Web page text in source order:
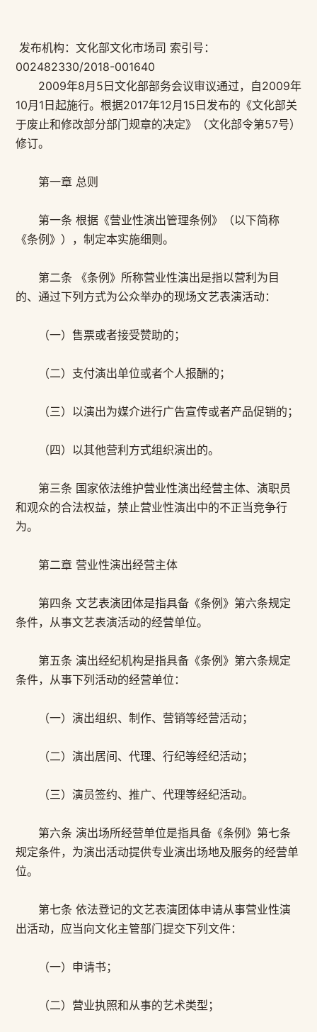
发布机构：文化部文化市场司 索引号：
002482330/2018-001640
2009年8月5日文化部部务会议审议通过，自2009年
10月1日起施行。根据2017年12月15日发布的《文化部关
于废止和修改部分部门规章的决定》（文化部令第57号）
修订。
第一章 总则
第一条 根据《营业性演出管理条例》（以下简称
《条例》），制定本实施细则。
第二条 《条例》所称营业性演出是指以营利为目
的、通过下列方式为公众举办的现场文艺表演活动：
（一）售票或者接受赞助的；
（二）支付演出单位或者个人报酬的；
（三）以演出为媒介进行广告宣传或者产品促销的；
（四）以其他营利方式组织演出的。
第三条 国家依法维护营业性演出经营主体、演职员
和观众的合法权益，禁止营业性演出中的不正当竞争行
为。
第二章 营业性演出经营主体
第四条 文艺表演团体是指具备《条例》第六条规定
条件，从事文艺表演活动的经营单位。
第五条 演出经纪机构是指具备《条例》第六条规定
条件，从事下列活动的经营单位：
（一）演出组织、制作、营销等经营活动；
（二）演出居间、代理、行纪等经纪活动；
（三）演员签约、推广、代理等经纪活动。
第六条 演出场所经营单位是指具备《条例》第七条
规定条件，为演出活动提供专业演出场地及服务的经营单
位。
第七条 依法登记的文艺表演团体申请从事营业性演
出活动，应当向文化主管部门提交下列文件：
（一）申请书；
（二）营业执照和从事的艺术类型；